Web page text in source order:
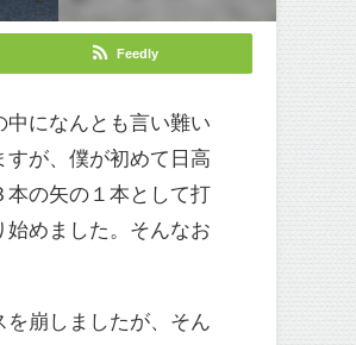
Feedly
になんとも言い難い
が、僕が初めて日高
本の矢の１本として打
めました。そんなお
崩しましたが、そん